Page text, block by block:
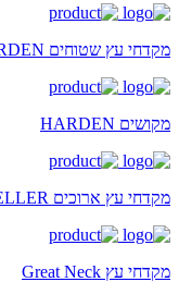
מקדחי עץ שטוחים HARDEN
מקושים HARDEN
מקדחי עץ ארוכים HELLER
מקדחי עץ Great Neck